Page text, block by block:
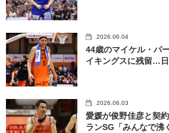
2026.06.04
44歳のマイケル・パ
イキングスに残留…
2026.06.03
愛媛が俊野佳彦と契
ランSG「みんなで沸